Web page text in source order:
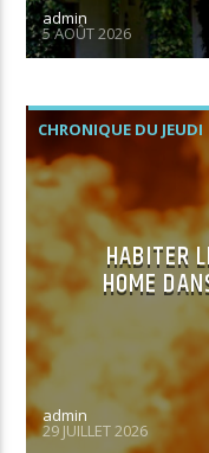
admin
5 AOÛT 2026
CHRONIQUE DU JEUDI
HABITER
HOME
admin
29 JUILLET 2026